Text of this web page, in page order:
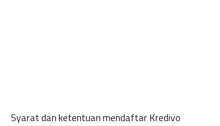
Syarat dan ketentuan mendaftar Kredivo